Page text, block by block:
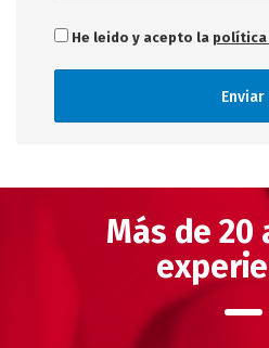
He leido y acepto la política
Más de 20